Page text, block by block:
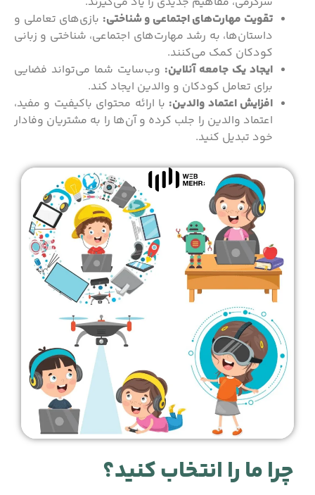
تقویت مهارت‌های اجتماعی و شناختی: بازی‌های تعاملی و
داستان‌ها، به رشد مهارت‌های اجتماعی، شناختی و زبانی
کودکان کمک می‌کنند.
ایجاد یک جامعه آنلاین: وب‌سایت شما می‌تواند فضایی
برای تعامل کودکان و والدین ایجاد کند.
افزایش اعتماد والدین: با ارائه محتوای باکیفیت و مفید،
اعتماد والدین را جلب کرده و آن‌ها را به مشتریان وفادار
خود تبدیل کنید.
چرا ما را انتخاب کنید؟